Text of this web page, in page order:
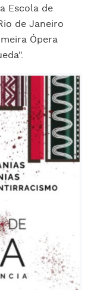
Escola de
de Janeiro
Ópera